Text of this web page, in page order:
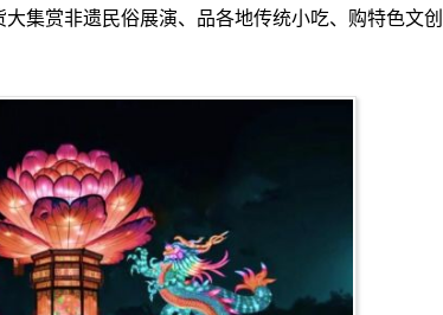
集赏非遗民俗展演、品各地传统小吃、购特色文创